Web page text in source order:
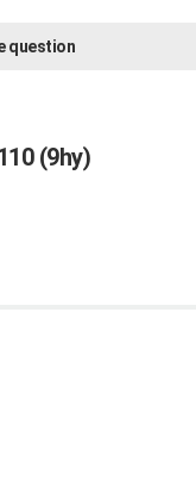
question
(9hy)